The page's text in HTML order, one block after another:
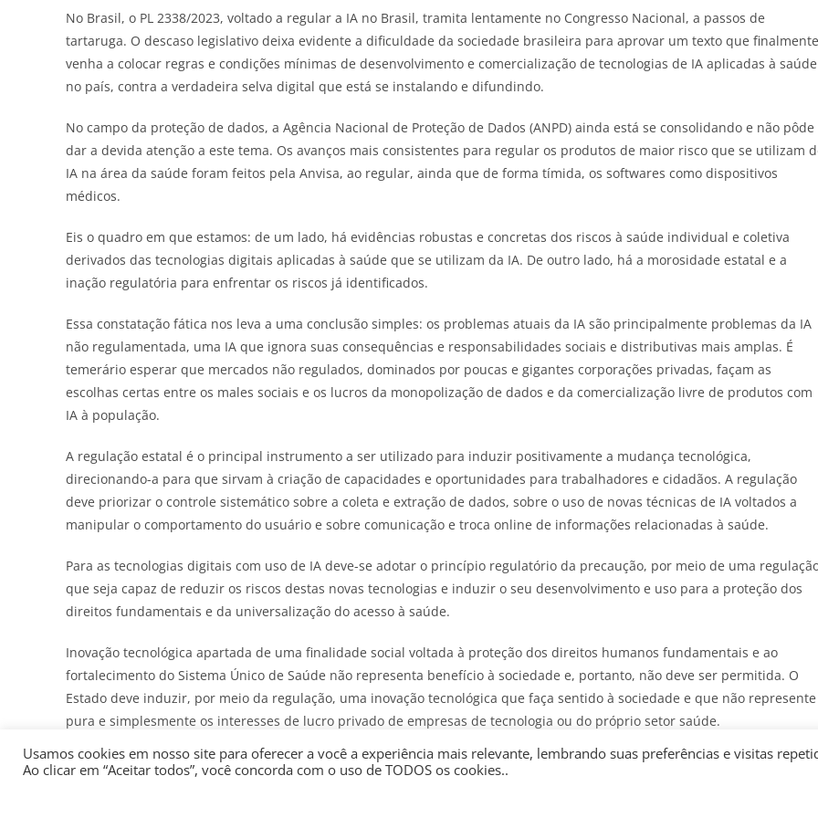
No Brasil, o PL 2338/2023, voltado a regular a IA no Brasil, tramita lentamente no Congresso Nacional, a passos de
tartaruga. O descaso legislativo deixa evidente a dificuldade da sociedade brasileira para aprovar um texto que finalmente
venha a colocar regras e condições mínimas de desenvolvimento e comercialização de tecnologias de IA aplicadas à saúde
no país, contra a verdadeira selva digital que está se instalando e difundindo.
No campo da proteção de dados, a Agência Nacional de Proteção de Dados (ANPD) ainda está se consolidando e não pôde
dar a devida atenção a este tema. Os avanços mais consistentes para regular os produtos de maior risco que se utilizam
IA na área da saúde foram feitos pela Anvisa, ao regular, ainda que de forma tímida, os softwares como dispositivos
médicos.
Eis o quadro em que estamos: de um lado, há evidências robustas e concretas dos riscos à saúde individual e coletiva
derivados das tecnologias digitais aplicadas à saúde que se utilizam da IA. De outro lado, há a morosidade estatal e a
inação regulatória para enfrentar os riscos já identificados.
Essa constatação fática nos leva a uma conclusão simples: os problemas atuais da IA ​​são principalmente problemas da IA ​​
não regulamentada, uma IA que ignora suas consequências e responsabilidades sociais e distributivas mais amplas. É
temerário esperar que mercados não regulados, dominados por poucas e gigantes corporações privadas, façam as
escolhas certas entre os males sociais e os lucros da monopolização de dados e da comercialização livre de produtos com
IA à população.
A regulação estatal é o principal instrumento a ser utilizado para induzir positivamente a mudança tecnológica,
direcionando-a para que sirvam à criação de capacidades e oportunidades para trabalhadores e cidadãos. A regulação
deve priorizar o controle sistemático sobre a coleta e extração de dados, sobre o uso de novas técnicas de IA voltados a
manipular o comportamento do usuário e sobre comunicação e troca online de informações relacionadas à saúde.
Para as tecnologias digitais com uso de IA deve-se adotar o princípio regulatório da precaução, por meio de uma
que seja capaz de reduzir os riscos destas novas tecnologias e induzir o seu desenvolvimento e uso para a proteção dos
direitos fundamentais e da universalização do acesso à saúde.
Inovação tecnológica apartada de uma finalidade social voltada à proteção dos direitos humanos fundamentais e ao
fortalecimento do Sistema Único de Saúde não representa benefício à sociedade e, portanto, não deve ser permitida. O
Estado deve induzir, por meio da regulação, uma inovação tecnológica que faça sentido à sociedade e que não represente
pura e simplesmente os interesses de lucro privado de empresas de tecnologia ou do próprio setor saúde.
As iniciativas regulatórias sobre a IA em saúde ainda são bastante tímidas, tanto no Brasil quanto no mundo. Salvo no
Usamos cookies em nosso site para oferecer a você a experiência mais relevante, lembrando suas preferências e visitas
Ao clicar em “Aceitar todos”, você concorda com o uso de TODOS os cookies..